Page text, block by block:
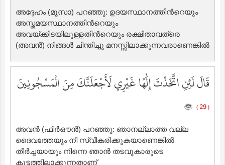
അദ്ദേഹം (മൂസാ) പറഞ്ഞു: ഉദയസ്ഥാനത്തിന്‍റെയും
അസ്തമയസ്ഥാനത്തിന്‍റെയും
അവയ്ക്കിടയിലുള്ളതിന്‍റെയും രക്ഷിതാവത്രെ
(അവന്‍) നിങ്ങള്‍ ചിന്തിച്ചു മനസ്സിലാക്കുന്നവരാണെങ്കില്‍
قَالَ لَئِنِ اتَّخَذْتَ إِلَٰهًا غَيْرِي لَأَجْعَلَنَّكَ مِنَ الْمَسْجُونِينَ
( 29 )
അവന്‍ (ഫിര്‍ഔന്‍) പറഞ്ഞു: ഞാനല്ലാത്ത വല്ല
ദൈവത്തേയും നീ സ്വീകരിക്കുകയാണെങ്കില്‍
‍തീര്‍ച്ചയായും നിന്നെ ഞാന്‍ തടവുകാരുടെ
കൂട്ടത്തിലാക്കുന്നതാണ്‌